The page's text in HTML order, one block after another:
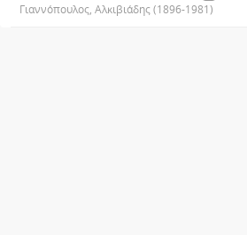
Γιαννόπουλος, Αλκιβιάδης (1896-1981)